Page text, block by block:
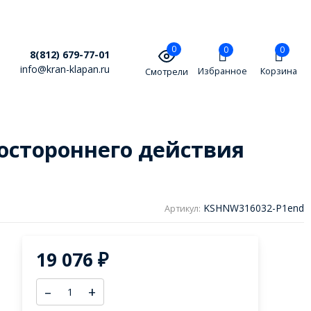
8(812) 679-77-01
info@kran-klapan.ru
0
Смотрели
0
Избранное
0
Корзина
действия
Артикул: KSHNW316032-P1end
19 076 ₽
– +